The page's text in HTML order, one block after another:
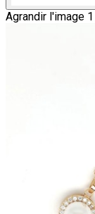
Agrandir l'image 1